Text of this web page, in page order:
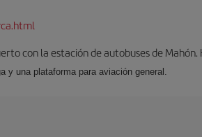
con la estación de autobuses de
y una plataforma para aviación general.